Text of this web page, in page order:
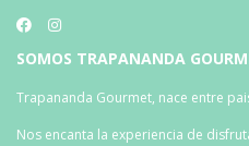
SOMOS TRAPANANDA
Trapananda Gourmet, nace entre
Nos encanta la experiencia de